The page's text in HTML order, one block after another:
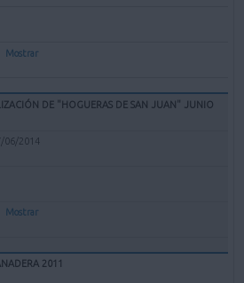
Mostrar
DE "HOGUERAS DE SAN JUAN" JUNIO
06/2014
Mostrar
2011